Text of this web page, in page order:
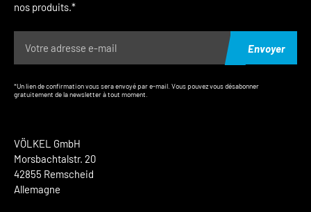
VÖLKEL GmbH
Morsbachtalstr. 20
42855 Remscheid
Allemagne
nos produits.*
Envoyer
*Un lien de confirmation vous sera envoyé par e-mail. Vous pouvez vous désabonner
gratuitement de la newsletter à tout moment.